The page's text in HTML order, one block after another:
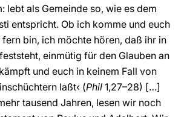
lebt als Gemeinde so, wie es dem
entspricht. Ob ich komme und euch
bin, ich möchte hören, daß ihr in
einmütig für den Glauben an
und euch in keinem Fall von
laßt‹ (Phil 1,27–28) […]
tausend Jahren, lesen wir noch